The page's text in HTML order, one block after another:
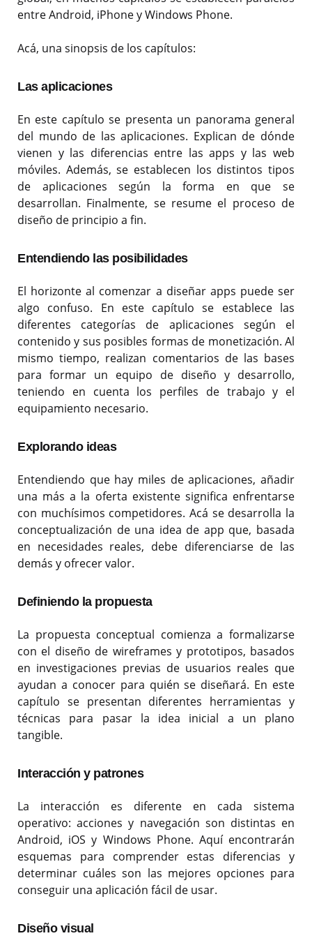
entre Android, iPhone y Windows Phone.
Acá, una sinopsis de los capítulos:
Las aplicaciones
En este capítulo se presenta un panorama general
del mundo de las aplicaciones. Explican de dónde
vienen y las diferencias entre las apps y las web
móviles. Además, se establecen los distintos tipos
de aplicaciones según la forma en que se
desarrollan. Finalmente, se resume el proceso de
diseño de principio a fin.
Entendiendo las posibilidades
El horizonte al comenzar a diseñar apps puede ser
algo confuso. En este capítulo se establece las
diferentes categorías de aplicaciones según el
contenido y sus posibles formas de monetización. Al
mismo tiempo, realizan comentarios de las bases
para formar un equipo de diseño y desarrollo,
teniendo en cuenta los perfiles de trabajo y el
equipamiento necesario.
Explorando ideas
Entendiendo que hay miles de aplicaciones, añadir
una más a la oferta existente significa enfrentarse
con muchísimos competidores. Acá se desarrolla la
conceptualización de una idea de app que, basada
en necesidades reales, debe diferenciarse de las
demás y ofrecer valor.
Definiendo la propuesta
La propuesta conceptual comienza a formalizarse
con el diseño de wireframes y prototipos, basados
en investigaciones previas de usuarios reales que
ayudan a conocer para quién se diseñará. En este
capítulo se presentan diferentes herramientas y
técnicas para pasar la idea inicial a un plano
tangible.
Interacción y patrones
La interacción es diferente en cada sistema
operativo: acciones y navegación son distintas en
Android, iOS y Windows Phone. Aquí encontrarán
esquemas para comprender estas diferencias y
determinar cuáles son las mejores opciones para
conseguir una aplicación fácil de usar.
Diseño visual